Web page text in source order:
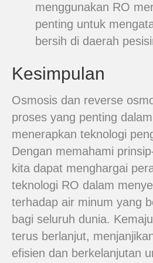
menggunakan RO
penting untuk
bersih di daerah
Kesimpulan
Osmosis dan reverse
proses yang penting
menerapkan teknologi
Dengan memahami
kita dapat menghargai
teknologi RO dalam
terhadap air minum yang
bagi seluruh dunia.
terus berlanjut,
efisien dan berkelanjutan